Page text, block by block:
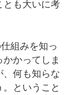
とも大いに考
組みを知っ
かってしま
、何も知らな
ということ